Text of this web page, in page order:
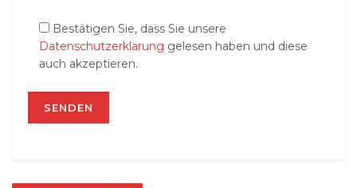
Bestätigen Sie, dass Sie unsere
Datenschutzerklärung gelesen haben und diese
auch akzeptieren.